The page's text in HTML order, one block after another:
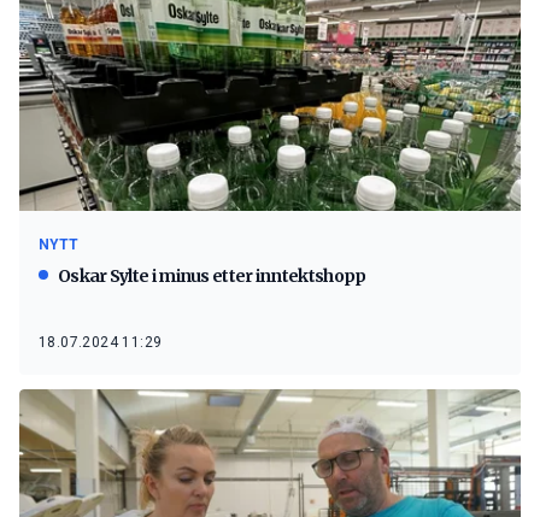
NYTT
Oskar Sylte i minus etter inntektshopp
18.07.2024 11:29